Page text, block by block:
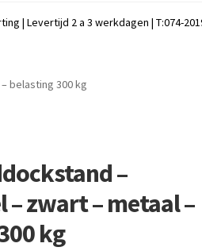
| Levertijd 2 a 3 werkdagen | T:074-
belasting 300 kg
–
zwart – metaal –
kg